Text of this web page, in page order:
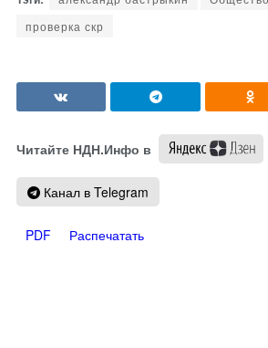
проверка скр
Читайте НДН.Инфо в
Канал в Telegram
PDF Распечатать